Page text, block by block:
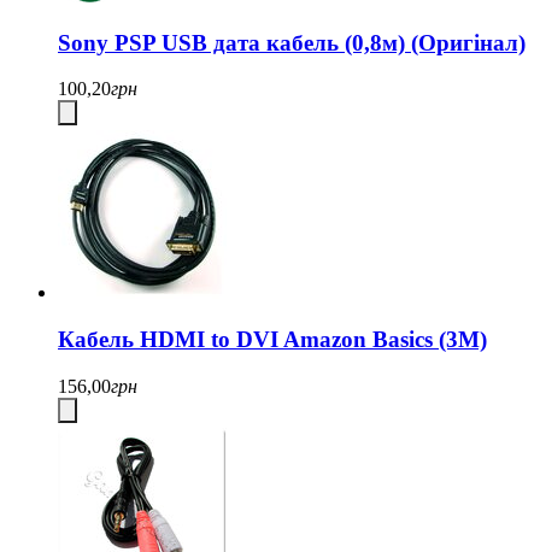
Sony PSP USB дата кабель (0,8м) (Оригінал)
100,20грн
Кабель HDMI to DVI Amazon Basics (3М)
156,00грн